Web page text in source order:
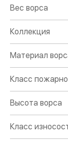
Вес ворса
Коллекция
Материал
Класс
Высота ворса
Класс